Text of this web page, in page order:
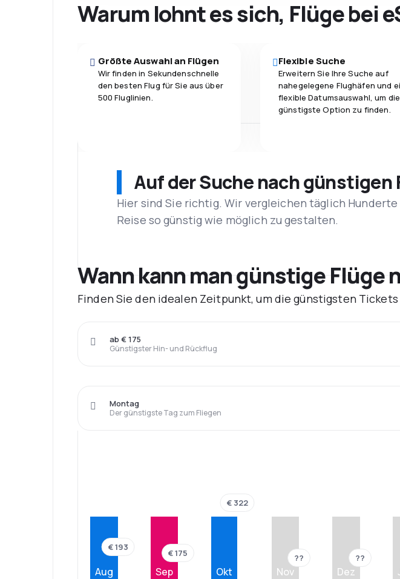
Warum lohnt es sich, Flüge bei
Größte Auswahl an Flügen
Wir finden in Sekundenschnelle
den besten Flug für Sie aus über
500 Fluglinien.
Flexible Suche
Erweitern Sie Ihre Suche auf
nahegelegene Flughäfen und
flexible Datumsauswahl, um die
günstigste Option zu finden.
Auf der Suche nach günstigen
Hier sind Sie richtig. Wir vergleichen täglich
Reise so günstig wie möglich zu gestalten.
Wann kann man günstige Flüge
Finden Sie den idealen Zeitpunkt, um die günstigsten
Günstigster Hin- und Rückflug
ab € 175
Der günstigste Tag zum Fliegen
Montag
Aug
€ 193
Sep
€ 175
Okt
€ 322
Nov
??
Dez
??